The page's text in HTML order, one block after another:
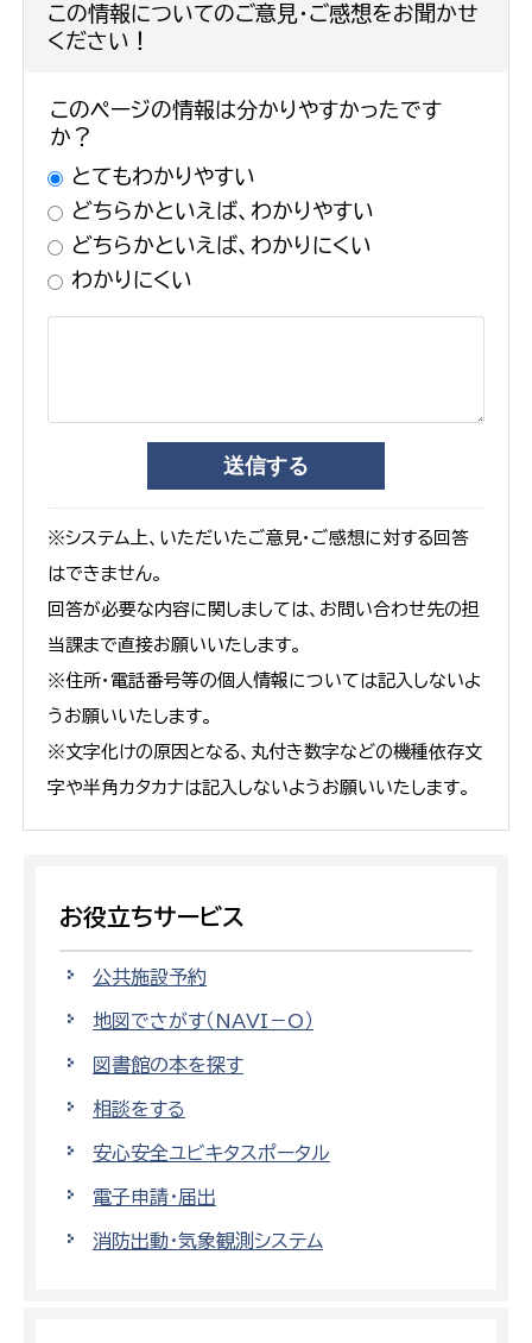
この情報についてのご意見・ご感想をお聞かせ
ください！
このページの情報は分かりやすかったです
か？
とてもわかりやすい
どちらかといえば、わかりやすい
どちらかといえば、わかりにくい
わかりにくい
※システム上、いただいたご意見・ご感想に対する回答
はできません。
回答が必要な内容に関しましては、お問い合わせ先の担
当課まで直接お願いいたします。
※住所・電話番号等の個人情報については記入しないよ
うお願いいたします。
※文字化けの原因となる、丸付き数字などの機種依存文
字や半角カタカナは記入しないようお願いいたします。
お役立ちサービス
公共施設予約
地図でさがす（NAVI－O）
図書館の本を探す
相談をする
安心安全ユビキタスポータル
電子申請・届出
消防出動・気象観測システム